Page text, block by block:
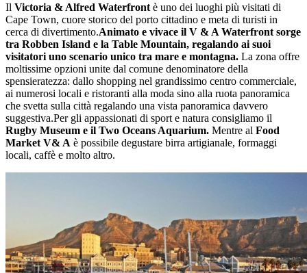
Il Victoria & Alfred Waterfront è uno dei luoghi più visitati di
Cape Town, cuore storico del porto cittadino e meta di turisti in
cerca di divertimento.Animato e vivace il V & A Waterfront sorge
tra Robben Island e la Table Mountain, regalando ai suoi
visitatori uno scenario unico tra mare e montagna. La zona offre
moltissime opzioni unite dal comune denominatore della
spensieratezza: dallo shopping nel grandissimo centro commerciale,
ai numerosi locali e ristoranti alla moda sino alla ruota panoramica
che svetta sulla città regalando una vista panoramica davvero
suggestiva.Per gli appassionati di sport e natura consigliamo il
Rugby Museum e il Two Oceans Aquarium. Mentre al Food
Market V& A è possibile degustare birra artigianale, formaggi
locali, caffè e molto altro.